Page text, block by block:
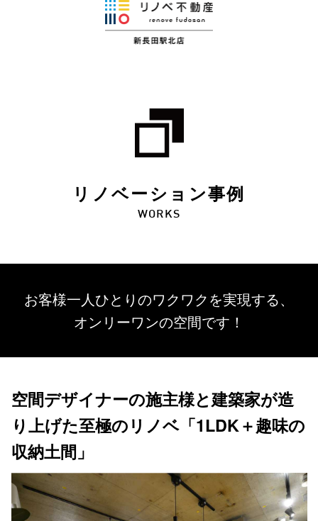
リノベーション事例
WORKS
お客様一人ひとりのワクワクを実現する、
オンリーワンの空間です！
空間デザイナーの施主様と建築家が造
り上げた至極のリノベ「1LDK＋趣味の
収納土間」